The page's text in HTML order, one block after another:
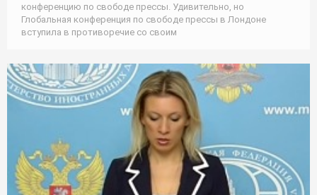
конференцию по свободе прессы. Удивительно, но
Глобальная конференция по свободе прессы в Лондоне
вступила в противоречие со своим